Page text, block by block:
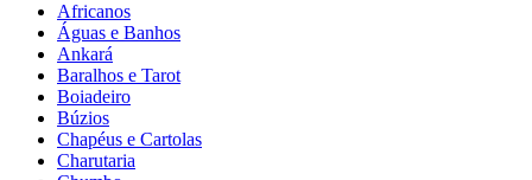
Africanos
Águas e Banhos
Ankará
Baralhos e Tarot
Boiadeiro
Búzios
Chapéus e Cartolas
Charutaria